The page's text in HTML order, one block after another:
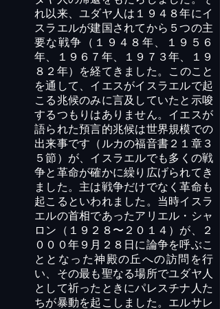
れ以来、ユダヤ人は１９４８年にイ
スラエルが建国されてから５つの主
要な戦争（１９４８年、１９５６
年、１９６７年、１９７３年、１９
８２年）を経てきました。
このこと
を通して、イエスがイスラエルで起
こる兆候のみに言及していたと示唆
するつもりはありません。 イエスが
語られた預言的兆候は世界規模での
出来事です（ルカの福音書２１章３
５節）が、イスラエルでも多くの戦
争と革命が確かに繰り広げられてき
ました 。主は戦争だけでなく革命も
起こると いわれました。当時イスラ
エルの首相であったアリエル・シャ
ロン（１９２８〜２０１４）が、２
０００年９月２８日に論争を呼ぶこ
ととなった神殿の丘への訪問を行
い、その最も聖なる場所でユダヤ人
として祈ったときにパレスチナ人た
ちが暴動を起こしました。エルサレ